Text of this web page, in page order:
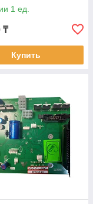
1 ед.
₸
Купить